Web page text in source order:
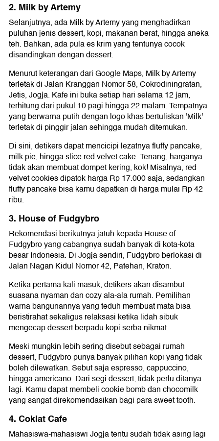
2. Milk by Artemy
Selanjutnya, ada Milk by Artemy yang menghadirkan
puluhan jenis dessert, kopi, makanan berat, hingga aneka
teh. Bahkan, ada pula es krim yang tentunya cocok
disandingkan dengan dessert.
Menurut keterangan dari Google Maps, Milk by Artemy
terletak di Jalan Kranggan Nomor 58, Cokrodiningratan,
Jetis, Jogja. Kafe ini buka setiap hari selama 12 jam,
terhitung dari pukul 10 pagi hingga 22 malam. Tempatnya
yang berwarna putih dengan logo khas bertuliskan 'Milk'
terletak di pinggir jalan sehingga mudah ditemukan.
Di sini, detikers dapat mencicipi lezatnya fluffy pancake,
milk pie, hingga slice red velvet cake. Tenang, harganya
tidak akan membuat dompet kering, kok! Misalnya, red
velvet cookies dipatok harga Rp 17.000 saja, sedangkan
fluffy pancake bisa kamu dapatkan di harga mulai Rp 42
ribu.
3. House of Fudgybro
Rekomendasi berikutnya jatuh kepada House of
Fudgybro yang cabangnya sudah banyak di kota-kota
besar Indonesia. Di Jogja sendiri, Fudgybro berlokasi di
Jalan Nagan Kidul Nomor 42, Patehan, Kraton.
Ketika pertama kali masuk, detikers akan disambut
suasana nyaman dan cozy ala-ala rumah. Pemilihan
warna bangunannya yang teduh membuat mata bisa
beristirahat sekaligus relaksasi ketika lidah sibuk
mengecap dessert berpadu kopi serba nikmat.
Meski mungkin lebih sering disebut sebagai rumah
dessert, Fudgybro punya banyak pilihan kopi yang tidak
boleh dilewatkan. Sebut saja espresso, cappuccino,
hingga americano. Dari segi dessert, tidak perlu ditanya
lagi. Kamu dapat membeli cookie bomb dan chocomilk
yang sangat direkomendasikan bagi para sweet tooth.
4. Coklat Cafe
Mahasiswa-mahasiswi Jogja tentu sudah tidak asing lagi